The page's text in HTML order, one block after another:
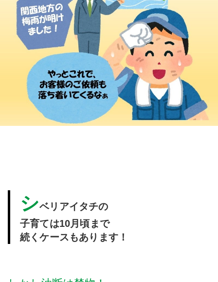
シベリアイタチの
子育ては10月頃まで
続くケースもあります！